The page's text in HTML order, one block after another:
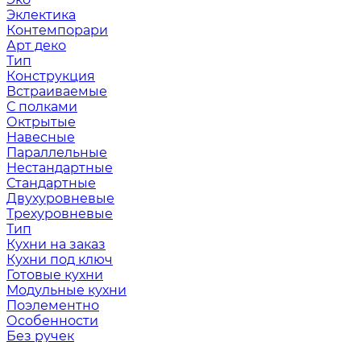
Эклектика
Контемпорари
Арт деко
Тип
Конструкция
Встраиваемые
С полками
Октрытые
Навесные
Параллельные
Нестандартные
Стандартные
Двухуровневые
Трехуровневые
Тип
Кухни на заказ
Кухни под ключ
Готовые кухни
Модульные кухни
Поэлементно
Особенности
Без ручек